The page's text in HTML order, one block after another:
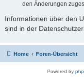
den Änderungen
Informationen über den
sind in der
Home Foren-Übersicht
Powered by